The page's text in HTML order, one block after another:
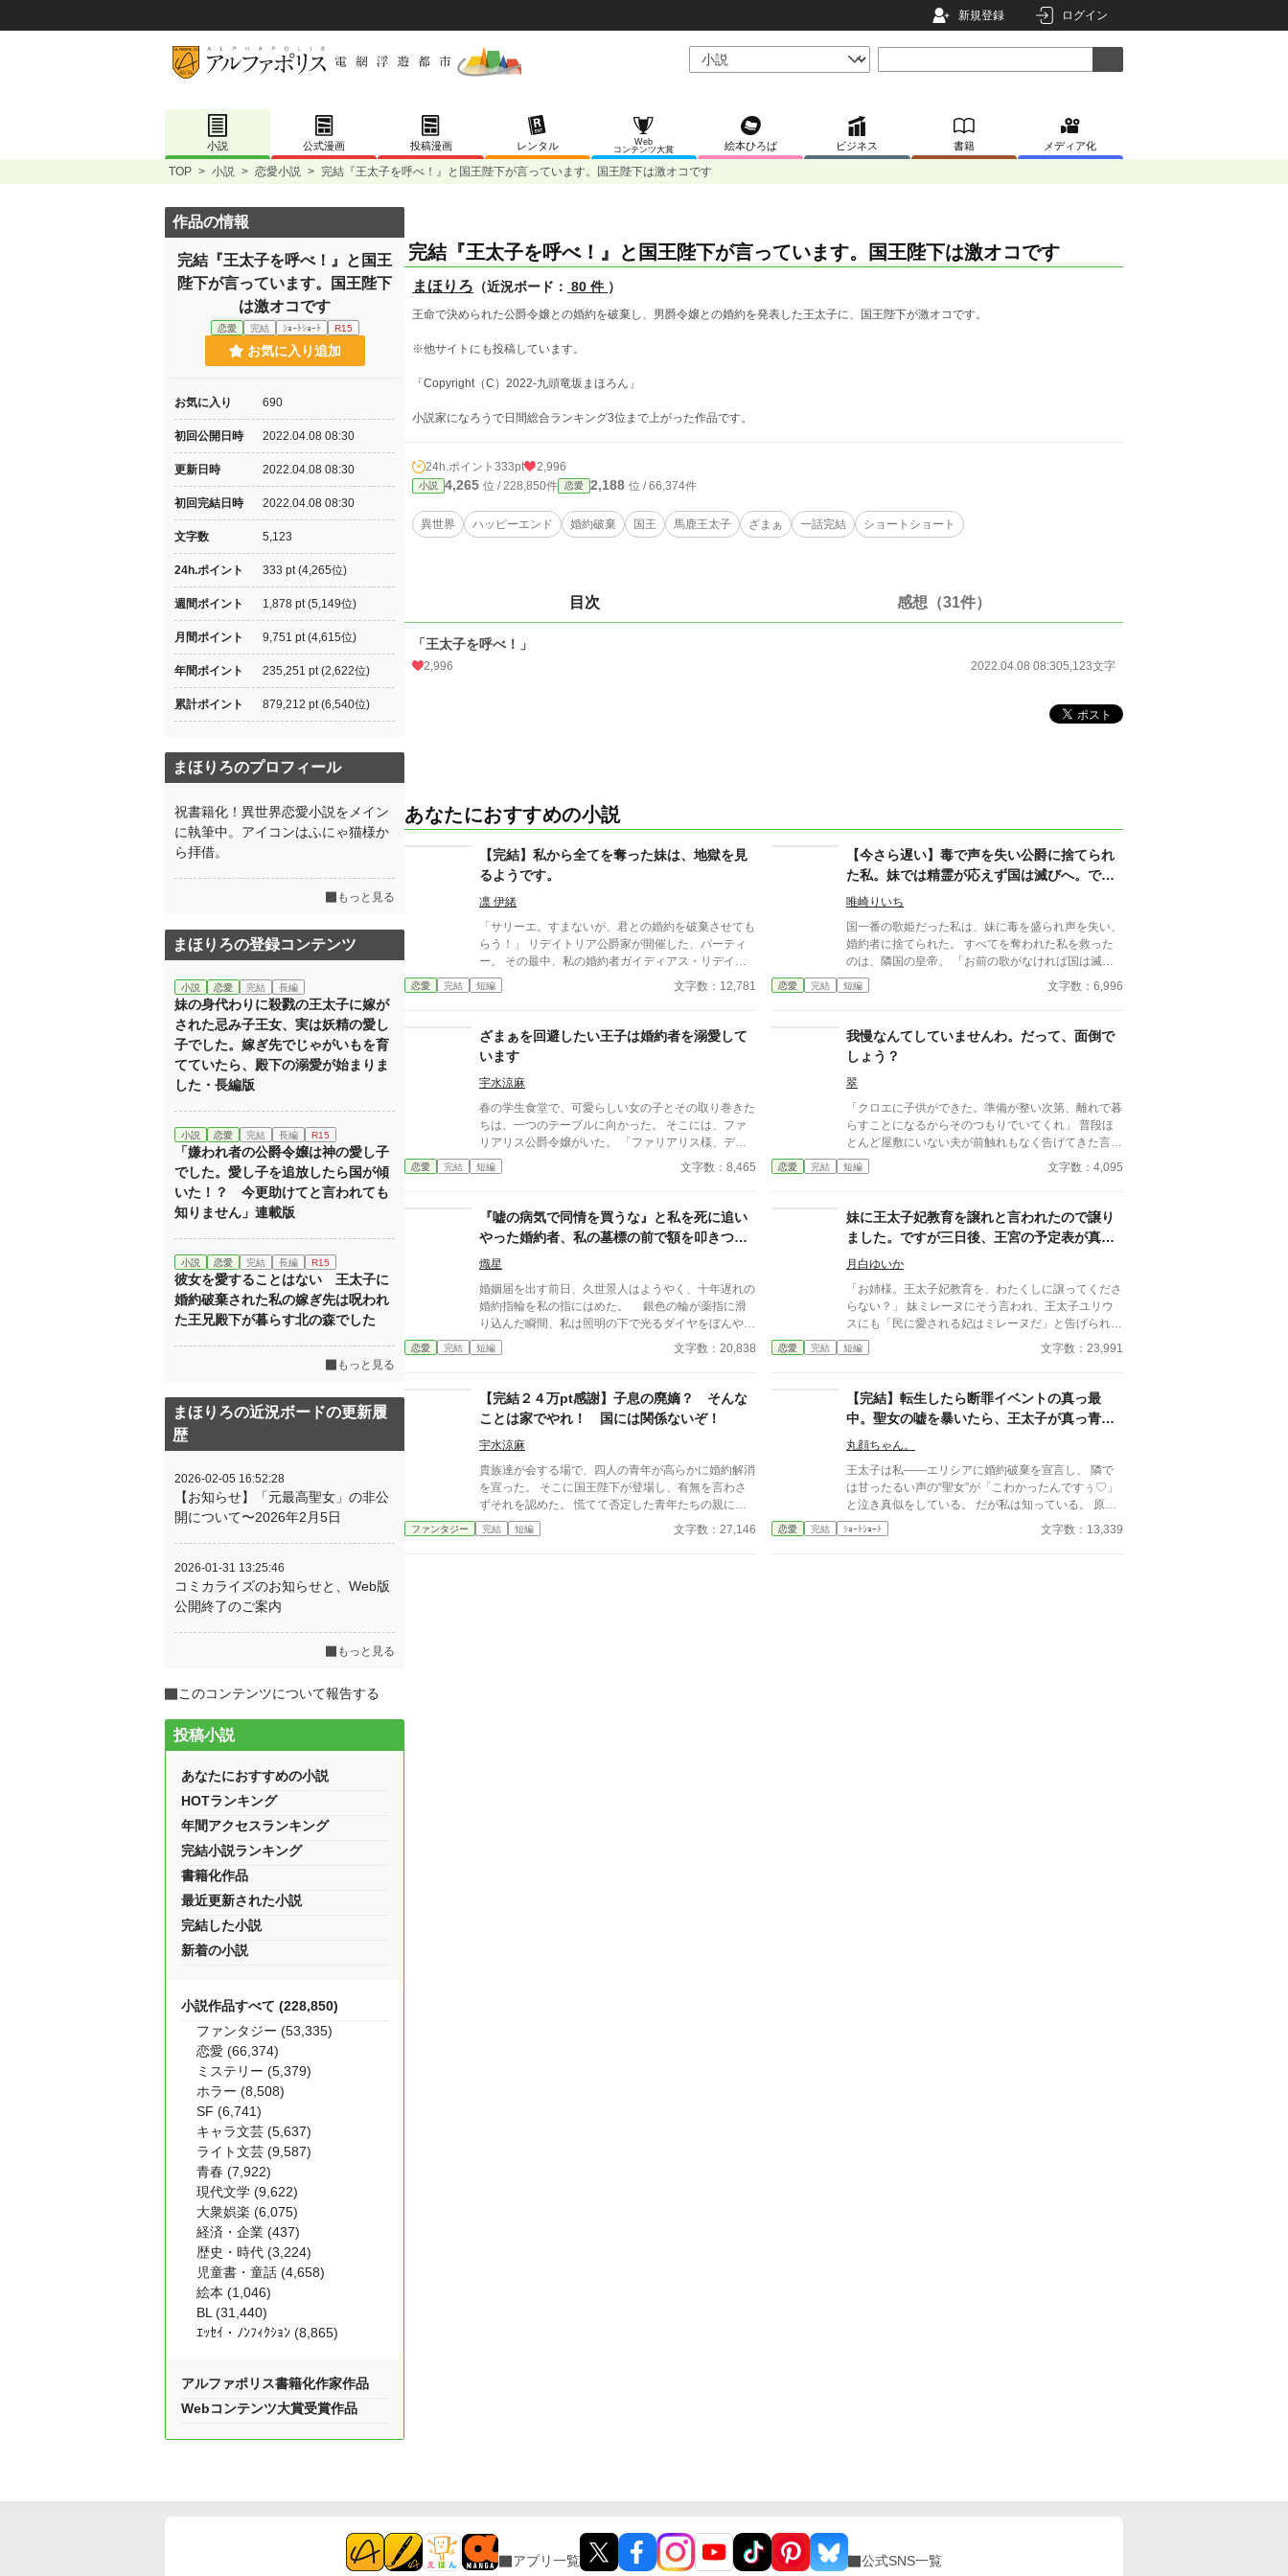
新規登録 ログイン
小説 公式漫画 投稿漫画 レンタル
Web
コンテンツ大賞
絵本ひろば ビジネス 書籍 メディア化
TOP > 小説 > 恋愛小説 > 完結『王太子を呼べ！』と国王陛下が言っています。国王陛下は激オコです
完結『王太子を呼べ！』と国王陛下が言っています。国王陛下は激オコです
まほりろ （近況ボード： 80 件 ）
王命で決められた公爵令嬢との婚約を破棄し、男爵令嬢との婚約を発表した王太子に、国王陛下が激オコです。
※他サイトにも投稿しています。
「Copyright（C）2022-九頭竜坂まほろん」
小説家になろうで日間総合ランキング3位まで上がった作品です。
24h.ポイント 333pt 2,996
小説 4,265 位 / 228,850件 恋愛 2,188 位 / 66,374件
異世界 ハッピーエンド 婚約破棄 国王 馬鹿王太子 ざまぁ 一話完結 ショートショート
目次 感想（31件）
「王太子を呼べ！」
2,996 2022.04.08 08:305,123文字
あなたにおすすめの小説
【完結】私から全てを奪った妹は、地獄を見
るようです。
凛 伊緒
「サリーエ。すまないが、君との婚約を破棄させても
らう！」 リデイトリア公爵家が開催した、パーティ
ー。 その最中、私の婚約者ガイディアス・リデイト
リア様が他の貴族の方々の前でそう宣言した。 当
然、注目は私達に向く。 ガイディアス様の隣には、
い。」 「分かりました……どうぞお幸せに。私は先
に帰らせていただきますわ。…失礼致します。」 (私
からどれだけ奪えば、気が済むのだろう……。) 妹に
宝石類を、服を、婚約者を……全てを奪われたサリー
エ。 しかし彼女は、妹を最後まで責めなかった。 そ
んな地獄のような日々を送ってきたサリーエは、とあ
る人との出会いにより、運命が大きく変わっていく。
それとは逆に、妹は── ※全11話構成です。 ※作者
がシステムに不慣れな時に書いたものなので、ネタバ
恋愛 完結 短編 文字数：12,781
【今さら遅い】毒で声を失い公爵に捨てられ
た私。妹では精霊が応えず国は滅びへ。です
が隣国皇帝に溺愛される私に、今さら縋って
唯崎りいち
国一番の歌姫だった私は、妹に毒を盛られ声を失い、
婚約者に捨てられた。 すべてを奪われた私を救った
のは、隣国の皇帝。 「お前の歌がなければ国は滅び
る」と言われた私の歌は、精霊に届く“本物”の力を持
っていて―― 一方、私を追放した国は偽物の歌では
もう遅い。
恋愛 完結 短編 文字数：6,996
ざまぁを回避したい王子は婚約者を溺愛して
います
宇水涼麻
春の学生食堂で、可愛らしい女の子とその取り巻きた
ちは、一つのテーブルに向かった。 そこには、ファ
リアリス公爵令嬢がいた。 「ファリアリス様、ディ
ック様との婚約を破棄してください！」 いきなりの
横暴な要求に、ファリアリスは訝しみながらも、淑女
恋愛 完結 短編 文字数：8,465
我慢なんてしていませんわ。だって、面倒で
しょう？
翠
「クロエに子供ができた。準備が整い次第、離れで暮
らすことになるからそのつもりでいてくれ」 普段ほ
とんど屋敷にいない夫が前触れもなく告げてきた言葉
をきっかけに、レティシアは“三年間”の契約を終わら
せることにした。 赤の他人を屋敷に迎えることはし
って、面倒でしょう？」 不誠実な夫も、無意味な結
婚も、 この際すべて切り捨ててしまいましょう。
恋愛 完結 短編 文字数：4,095
『嘘の病気で同情を買うな』と私を死に追い
やった婚約者、私の墓標の前で額を叩きつ
け、血の涙を流して号泣する大破滅！
熾星
婚姻届を出す前日、久世景人はようやく、十年遅れの
婚約指輪を私の指にはめた。 銀色の輪が薬指に滑
り込んだ瞬間、私は照明の下で光るダイヤをぼんやり
見つめた。長く続いた待ち時間が、やっと終わったよ
うな気がした。けれど次の瞬間、彼は私の手を見下ろ
言った。 「正直、澪の手ってあまりきれいじゃない
よな」 私は言葉を失った。 景人はそのまま私の
指先を取ると、さっきはめたばかりの指輪を抜き取っ
た。十年待ち続けた指輪は、彼の手のひらの上で冷た
く光っていた。 「この指輪、瑠奈の手にあったほう
が似合うと思う」 私は手を引き戻し、信じられな
い思いで彼を見た。 「どういう意味？ 瑠奈と結婚
するつもりなの？」 景人は目を伏せ、指輪の縁を
指先でなぞった。まるで、たいしたことではない問い
恋愛 完結 短編 文字数：20,838
妹に王太子妃教育を譲れと言われたので譲り
ました。ですが三日後、王宮の予定表が真っ
白になったそうです
月白ゆいか
「お姉様。王太子妃教育を、わたくしに譲ってくださ
らない？」 妹ミレーヌにそう言われ、王太子ユリウ
スにも「民に愛される妃はミレーヌだ」と告げられた
公爵令嬢アレシア。 三年間、王太子妃候補として王
宮の予定表、謁見、茶会、外交使節、予算調整まで支
知いたしました。すべてお譲りいたします」 華やか
な地位だけを望んだ妹は、赤字と青字で埋まった予定
表を「見苦しい」と言い、白紙の予定表から始めよう
とする。 そして三日後。 王宮の予定表は、本当に真
っ白になった。 外交使節の歓迎式、王妃の慈善茶
会、地方貴族の謁見、王太子の視察。何も決まらず、
誰も動けない。 ようやく王宮は気づく。 紙と数字ば
かり見ていると笑われたアレシアこそが、王宮を回し
ていたのだと。 けれどアレシアは、もう王太子妃候
恋愛 完結 短編 文字数：23,991
【完結２４万pt感謝】子息の廃嫡？ そんな
ことは家でやれ！ 国には関係ないぞ！
宇水涼麻
貴族達が会する場で、四人の青年が高らかに婚約解消
を宣った。 そこに国王陛下が登場し、有無を言わさ
ずそれを認めた。 慌てて否定した青年たちの親に、
国王陛下は騒ぎを起こした責任として罰金を課した。
その金額があまりに高額で、親たちは青年たちの廃嫡
ファンタジー 完結 短編 文字数：27,146
【完結】転生したら断罪イベントの真っ最
中。聖女の嘘を暴いたら、王太子が真っ青に
なりました
丸顔ちゃん。
王太子は私――エリシアに婚約破棄を宣言し、 隣で
は甘ったるい声の“聖女”が「こわかったんですぅ♡」
と泣き真似をしている。 だが私は知っている。 原作
では、この聖女こそが禁術で王太子の魔力を吸い取
り、 私に冤罪を着せて処刑へ追い込んだ張本人だ。
恋愛 完結 ｼｮｰﾄｼｮｰﾄ 文字数：13,339
作品の情報
完結『王太子を呼べ！』と国王
陛下が言っています。国王陛下
は激オコです
恋愛 完結 ｼｮｰﾄｼｮｰﾄ R15
お気に入り追加
お気に入り 690
初回公開日時 2022.04.08 08:30
更新日時 2022.04.08 08:30
初回完結日時 2022.04.08 08:30
文字数 5,123
24h.ポイント 333 pt (4,265位)
週間ポイント 1,878 pt (5,149位)
月間ポイント 9,751 pt (4,615位)
年間ポイント 235,251 pt (2,622位)
累計ポイント 879,212 pt (6,540位)
まほりろのプロフィール
祝書籍化！異世界恋愛小説をメイン
に執筆中。アイコンはふにゃ猫様か
ら拝借。
もっと見る
まほりろの登録コンテンツ
小説 恋愛 完結 長編
妹の身代わりに殺戮の王太子に嫁が
された忌み子王女、実は妖精の愛し
子でした。嫁ぎ先でじゃがいもを育
てていたら、殿下の溺愛が始まりま
した・長編版
小説 恋愛 完結 長編 R15
「嫌われ者の公爵令嬢は神の愛し子
でした。愛し子を追放したら国が傾
いた！？ 今更助けてと言われても
知りません」連載版
小説 恋愛 完結 長編 R15
彼女を愛することはない 王太子に
婚約破棄された私の嫁ぎ先は呪われ
た王兄殿下が暮らす北の森でした
もっと見る
まほりろの近況ボードの更新履
歴
2026-02-05 16:52:28
【お知らせ】「元最高聖女」の非公
開について〜2026年2月5日
2026-01-31 13:25:46
コミカライズのお知らせと、Web版
公開終了のご案内
もっと見る
このコンテンツについて報告する
投稿小説
あなたにおすすめの小説
HOTランキング
年間アクセスランキング
完結小説ランキング
書籍化作品
最近更新された小説
完結した小説
新着の小説
小説作品すべて (228,850)
ファンタジー (53,335)
恋愛 (66,374)
ミステリー (5,379)
ホラー (8,508)
SF (6,741)
キャラ文芸 (5,637)
ライト文芸 (9,587)
青春 (7,922)
現代文学 (9,622)
大衆娯楽 (6,075)
経済・企業 (437)
歴史・時代 (3,224)
児童書・童話 (4,658)
絵本 (1,046)
BL (31,440)
ｴｯｾｲ・ﾉﾝﾌｨｸｼｮﾝ (8,865)
アルファポリス書籍化作家作品
Webコンテンツ大賞受賞作品
アプリ一覧 公式SNS一覧